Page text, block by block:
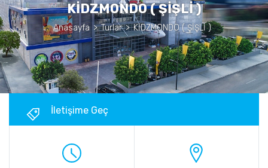
KİDZMONDO ( ŞİŞLİ )
Anasayfa > Turlar > KİDZMONDO ( ŞİŞLİ )
İletişime Geç